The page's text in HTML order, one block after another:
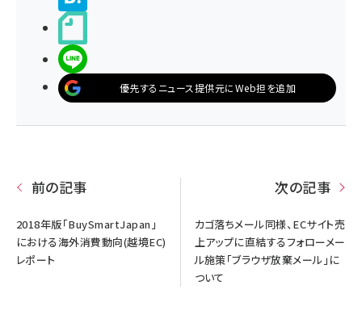
優先するニュース提供元にWeb担を追加
前の記事
2018年版「BuySmartJapan」
における海外消費動向(越境EC)
レポート
次の記事
カゴ落ちメール同様、ECサイト売
上アップに直結するフォローメー
ル施策「ブラウザ放棄メール」に
ついて